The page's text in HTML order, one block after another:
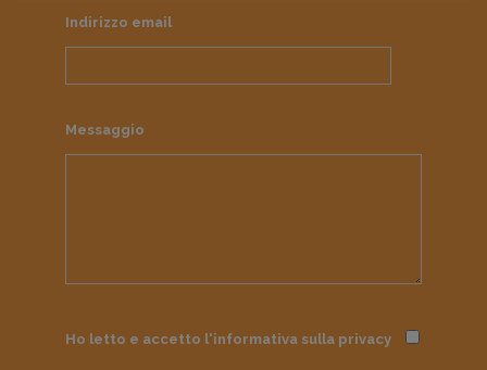
Indirizzo email
Messaggio
Ho letto e accetto l'informativa sulla privacy